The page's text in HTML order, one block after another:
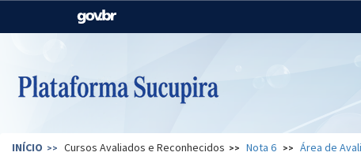
Casa Civil
Pecuária e Abastecimento
INÍCIO Cursos Avaliados e Reconhecidos Nota 6 Área de